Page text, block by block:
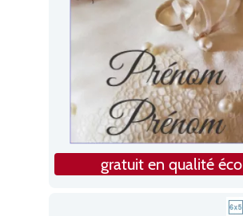
gratuit en qualité éco